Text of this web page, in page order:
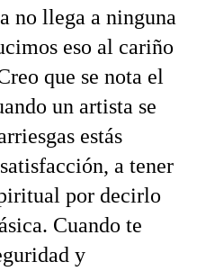
no llega a ninguna
eso al cariño
que se nota el
un artista se
estás
a tener
por decirlo
Cuando te
y